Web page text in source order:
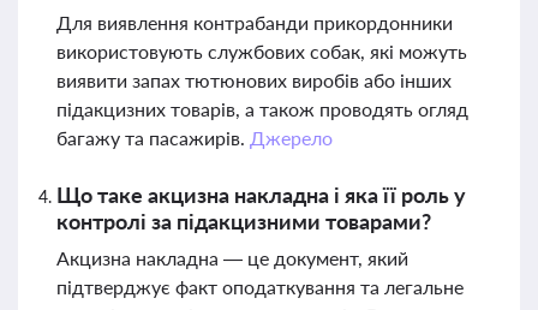
Для виявлення контрабанди прикордонники
використовують службових собак, які можуть
виявити запах тютюнових виробів або інших
підакцизних товарів, а також проводять огляд
багажу та пасажирів. Джерело
Що таке акцизна накладна і яка її роль у
контролі за підакцизними товарами?
Акцизна накладна — це документ, який
підтверджує факт оподаткування та легальне